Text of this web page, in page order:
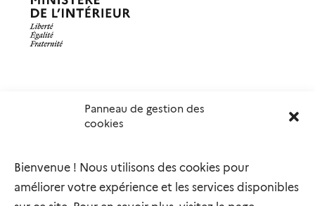
Panneau de gestion des
cookies
Bienvenue ! Nous utilisons des cookies pour
améliorer votre expérience et les services disponibles
Délégation interministérielle à l’accueil et à l’intégration
elysee.fr
info.gouv.fr
legifrance.gouv.fr
refugies.info
initiativemarianne.fr